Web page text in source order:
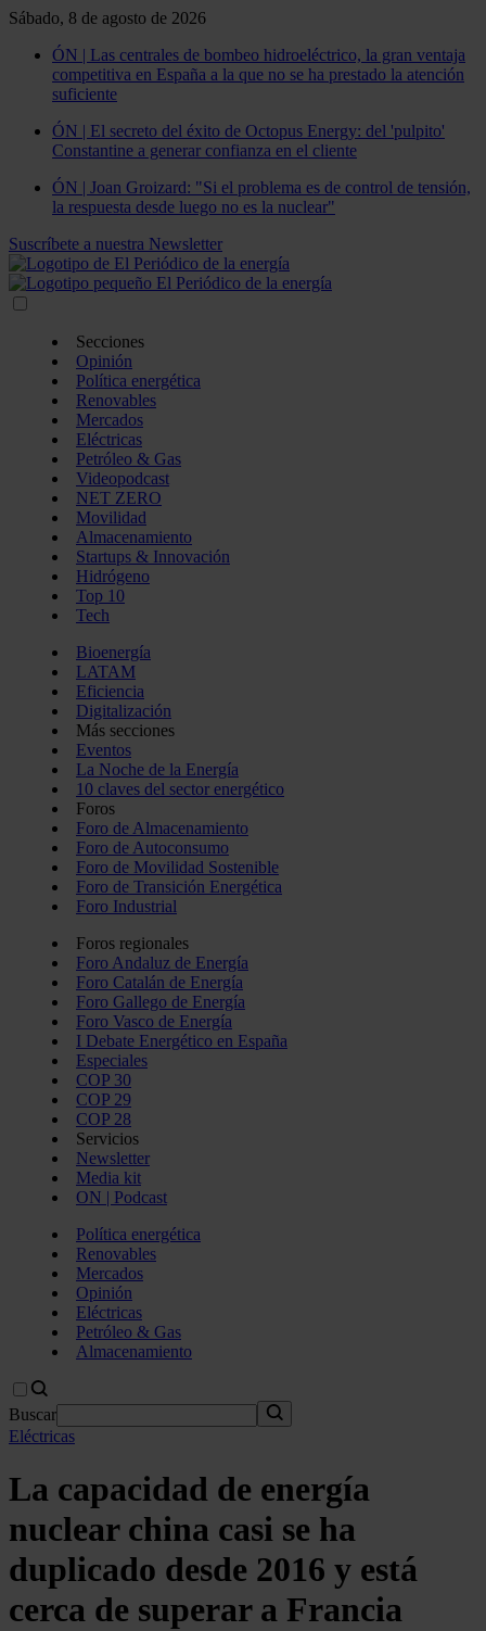
Sábado, 8 de agosto de 2026
ÓN | Las centrales de bombeo hidroeléctrico, la gran ventaja
competitiva en España a la que no se ha prestado la atención
suficiente
ÓN | El secreto del éxito de Octopus Energy: del 'pulpito'
Constantine a generar confianza en el cliente
ÓN | Joan Groizard: "Si el problema es de control de tensión,
la respuesta desde luego no es la nuclear"
Suscríbete a nuestra Newsletter
Secciones
Opinión
Política energética
Renovables
Mercados
Eléctricas
Petróleo & Gas
Videopodcast
NET ZERO
Movilidad
Almacenamiento
Startups & Innovación
Hidrógeno
Top 10
Tech
Bioenergía
LATAM
Eficiencia
Digitalización
Más secciones
Eventos
La Noche de la Energía
10 claves del sector energético
Foros
Foro de Almacenamiento
Foro de Autoconsumo
Foro de Movilidad Sostenible
Foro de Transición Energética
Foro Industrial
Foros regionales
Foro Andaluz de Energía
Foro Catalán de Energía
Foro Gallego de Energía
Foro Vasco de Energía
I Debate Energético en España
Especiales
COP 30
COP 29
COP 28
Servicios
Newsletter
Media kit
ON | Podcast
Política energética
Renovables
Mercados
Opinión
Eléctricas
Petróleo & Gas
Almacenamiento
Buscar
Eléctricas
La capacidad de energía
nuclear china casi se ha
duplicado desde 2016 y está
cerca de superar a Francia